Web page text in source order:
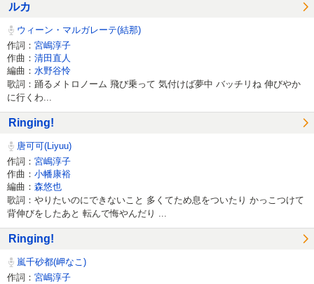
ルカ
ウィーン・マルガレーテ(結那)
作詞： 宮嶋淳子
作曲： 清田直人
編曲： 水野谷怜
歌詞：踊るメトロノーム 飛び乗って 気付けば夢中 バッチリね 伸びやか
に行くわ...
Ringing!
唐可可(Liyuu)
作詞： 宮嶋淳子
作曲： 小幡康裕
編曲： 森悠也
歌詞：やりたいのにできないこと 多くてため息をついたり かっこつけて
背伸びをしたあと 転んで悔やんだり ...
Ringing!
嵐千砂都(岬なこ)
作詞： 宮嶋淳子